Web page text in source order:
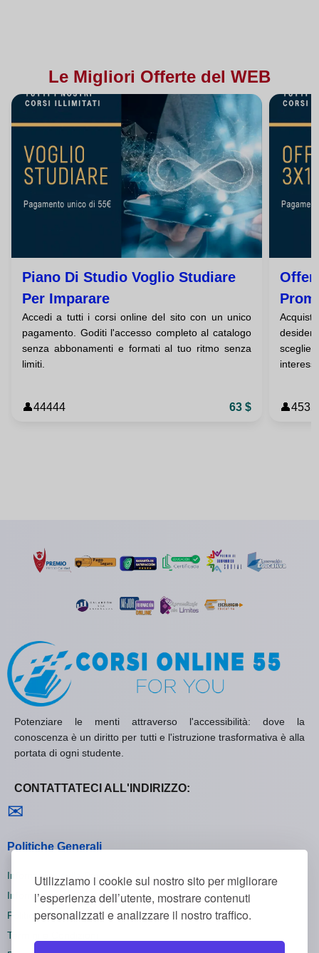
Utilizziamo i cookie sul nostro sito per migliorare
l’esperienza dell’utente, mostrare contenuti
personalizzati e analizzare il nostro traffico.
Le Migliori Offerte del WEB
Piano Di Studio Voglio Studiare
Per Imparare
Accedi a tutti i corsi online del sito con un unico
pagamento. Goditi l'accesso completo al catalogo
senza abbonamenti e formati al tuo ritmo senza
limiti.
👤44444 63 $ 👤
Potenziare le menti attraverso l'accessibilità: dove la
conoscenza è un diritto per tutti e l'istruzione trasformativa è alla
portata di ogni studente.
CONTATTATECI ALL'INDIRIZZO:
✉
Politiche Generali
Informativa sulla Privacy
Informativa sui Cookie
Politica di Rimborso
Termini e Condizioni